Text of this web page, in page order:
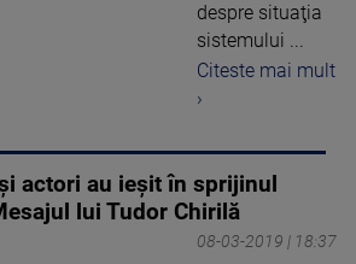
despre situaţia
sistemului ...
Citeste mai mult
›
actori au ieşit în sprijinul
lui Tudor Chirilă
08-03-2019 | 18:37